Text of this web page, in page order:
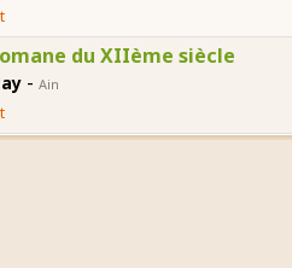
du XIIème siècle
- Ain